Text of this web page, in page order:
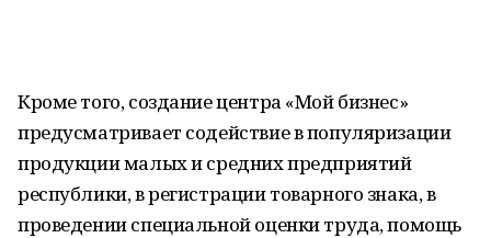
Кроме того, создание центра «Мой бизнес»
предусматривает содействие в популяризации
продукции малых и средних предприятий
республики, в регистрации товарного знака, в
проведении специальной оценки труда, помощь